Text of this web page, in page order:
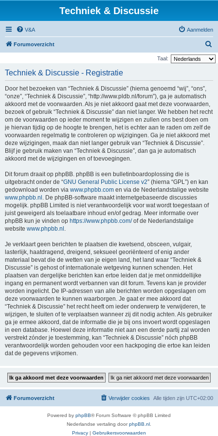
Techniek & Discussie
V&A Aanmelden
Forumoverzicht
o
Taal:
Techniek & Discussie - Registratie
Door het bezoeken van “Techniek & Discussie” (hierna genoemd “wij”, “ons”,
“onze”, “Techniek & Discussie”, “http://www.pldb.nl/forum”), ga je automatisch
akkoord met de voorwaarden. Als je niet akkoord gaat met deze voorwaarden,
bezoek of gebruik “Techniek & Discussie” dan niet langer. We hebben het recht
om de voorwaarden op ieder moment te wijzigen en zullen ons best doen om
je hiervan tijdig op de hoogte te brengen, het is echter aan te raden om zelf de
voorwaarden regelmatig te controleren op wijzigingen. Ga je niet akkoord met
deze wijzigingen, maak dan niet langer gebruik van “Techniek & Discussie”.
Blijf je gebruik maken van “Techniek & Discussie”, dan ga je automatisch
akkoord met de wijzigingen en of toevoegingen.
Dit forum draait op phpBB. phpBB is een bulletinboardoplossing die is
uitgebracht onder de “GNU General Public License v2” (hierna “GPL”) en kan
gedownload worden via www.phpbb.com en via de Nederlandstalige website
www.phpbb.nl . De phpBB-software maakt internetgebaseerde discussies
mogelijk. phpBB Limited is niet verantwoordelijk voor wat wordt toegestaan of
juist geweigerd als toelaatbare inhoud en/of gedrag. Meer informatie over
phpBB kun je vinden op https://www.phpbb.com/of de Nederlandstalige
website www.phpbb.nl .
Je verklaart geen berichten te plaatsen die kwetsend, obsceen, vulgair,
lasterlijk, haatdragend, dreigend, seksueel georiënteerd of enig ander
materiaal bevat die de wetten van je eigen land, het land waar “Techniek &
Discussie” is gehost of internationale wetgeving kunnen schenden. Het
plaatsen van dergelijke berichten kan ertoe leiden dat je met onmiddellijke
ingang en permanent wordt verbannen van dit forum. Tevens kan je provider
worden ingelicht. De IP-adressen van alle berichten worden opgeslagen om
deze voorwaarden te kunnen waarborgen. Je gaat er mee akkoord dat
“Techniek & Discussie” het recht heeft om ieder onderwerp te verwijderen, te
wijzigen, te sluiten of te verplaatsen wanneer zij dit nodig achten. Als gebruiker
ga je ermee akkoord, dat de informatie die je bij ons invoert wordt opgeslagen
in een database. Hoewel deze informatie niet aan een derde partij zal worden
verstrekt zónder je toestemming, kan “Techniek & Discussie” nóch phpBB
verantwoordelijk worden gehouden voor een hackpoging die ertoe kan leiden
dat de gegevens vrijkomen.
Forumoverzicht Alle tijden zijn UTC+02:00
Verwijder cookies
Powered by phpBB® Forum Software © phpBB Limited
Nederlandse vertaling doorphpBB.nl
Privacy | Gebruikersvoorwaarden